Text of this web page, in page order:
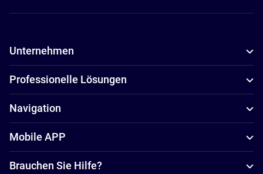
Unternehmen
Professionelle Lösungen
Navigation
Mobile APP
Brauchen Sie Hilfe?